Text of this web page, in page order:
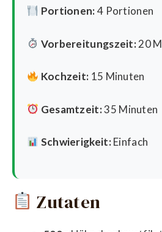
Portionen:4 Portionen
Vorbereitungszeit:20
Kochzeit: 15 Minuten
Gesamtzeit:35 Minuten
Schwierigkeit:Einfach
Zutaten